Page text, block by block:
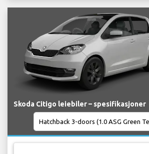
Skoda Citigo leiebiler – spesifikasjoner